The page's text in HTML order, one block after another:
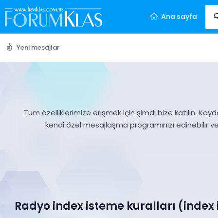
Ana sayfa
Yeni mesajlar
Tüm özelliklerimize erişmek için şimdi bize katılın.
kendi özel mesajlaşma programınızı edinebilir
Radyo index isteme kuralları